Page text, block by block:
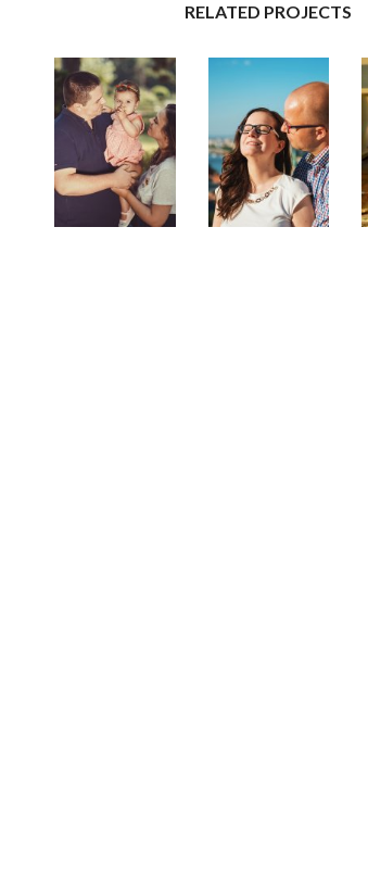
RELATED PROJECTS